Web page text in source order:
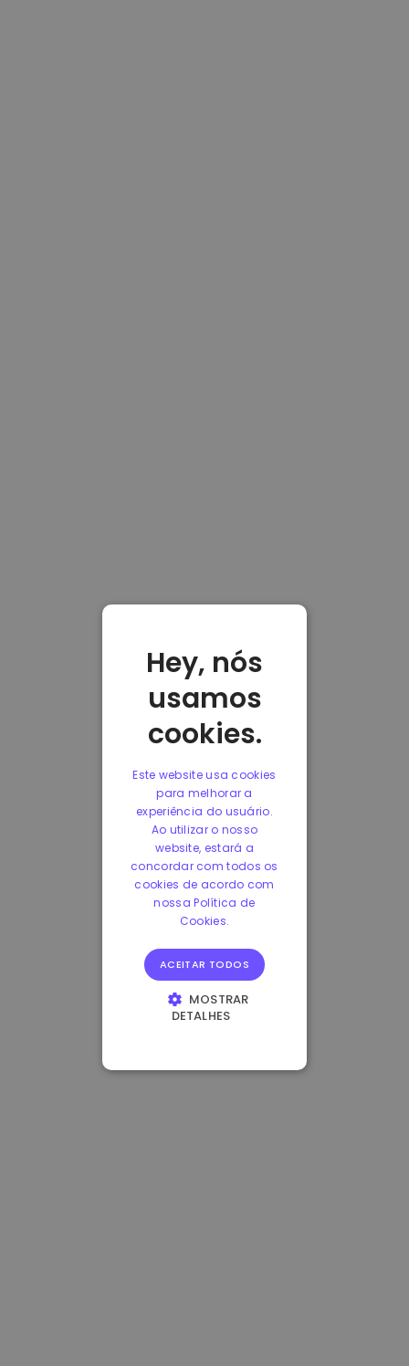
Hey, nós
usamos
cookies.
Este website usa cookies
para melhorar a
experiência do usuário.
Ao utilizar o nosso
website, estará a
concordar com todos os
cookies de acordo com
nossa Política de
Cookies.
ACEITAR TODOS
MOSTRAR
DETALHES